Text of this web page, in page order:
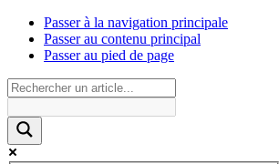
Passer à la navigation principale
Passer au contenu principal
Passer au pied de page